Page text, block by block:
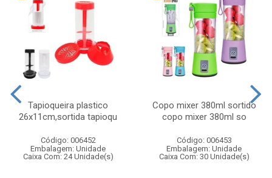
Tapioqueira plastico
26x11cm,sortida tapioqu
Código: 006452
Embalagem: Unidade
Caixa Com: 24 Unidade(s)
Copo mixer 380ml sortido
copo mixer 380ml so
Código: 006453
Embalagem: Unidade
Caixa Com: 30 Unidade(s)